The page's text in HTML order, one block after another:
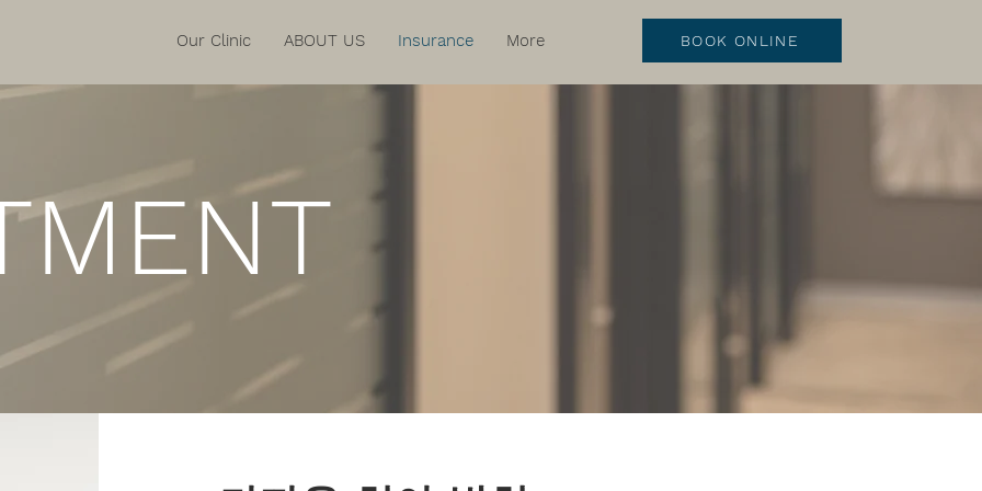
Our Clinic ABOUT US Insurance More BOOK ONLINE